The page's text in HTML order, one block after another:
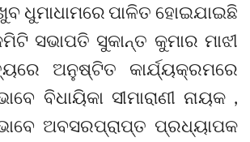
ଧୁମାଧାମରେ ପାଳିତ ହୋଇଯାଇଛି
ସଭାପତି ସୁକାନ୍ତ କୁମାର ମାଝୀ
ଅନୁଷ୍ଟିତ କାର୍ଯ୍ୟକ୍ରମରେ
ବିଧାୟିକା ସୀମାରାଣୀ ନାୟକ ,
ଅବସରପ୍ରାପ୍ତ ପ୍ରଧ୍ୟାପକ